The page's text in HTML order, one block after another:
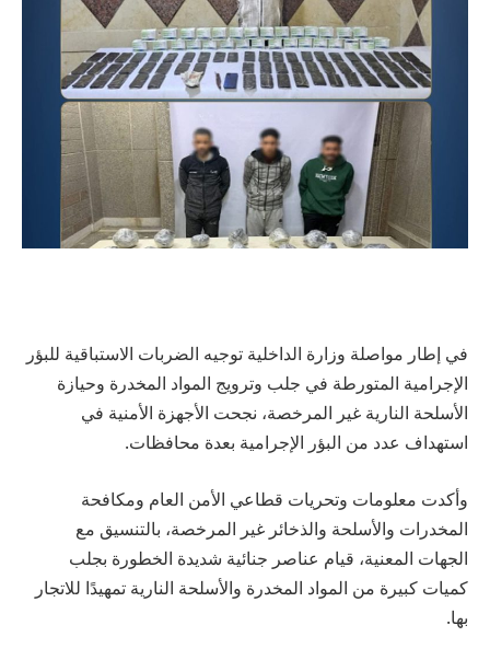
في إطار مواصلة وزارة الداخلية توجيه الضربات الاستباقية للبؤر
الإجرامية المتورطة في جلب وترويج المواد المخدرة وحيازة
الأسلحة النارية غير المرخصة، نجحت الأجهزة الأمنية في
استهداف عدد من البؤر الإجرامية بعدة محافظات.
وأكدت معلومات وتحريات قطاعي الأمن العام ومكافحة
المخدرات والأسلحة والذخائر غير المرخصة، بالتنسيق مع
الجهات المعنية، قيام عناصر جنائية شديدة الخطورة بجلب
كميات كبيرة من المواد المخدرة والأسلحة النارية تمهيدًا للاتجار
بها.